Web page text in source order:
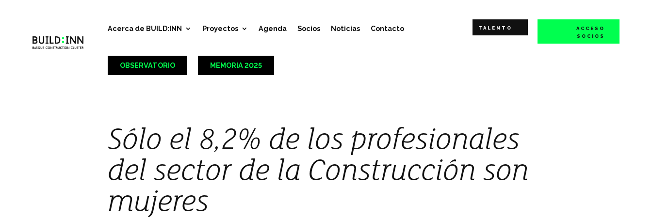
Acerca de BUILD:INN Proyectos Agenda Socios Noticias Contacto
OBSERVATORIO MEMORIA 2025
TALENTO
ACCESO
SOCIOS
Sólo el 8,2% de los profesionales
del sector de la Construcción son
mujeres